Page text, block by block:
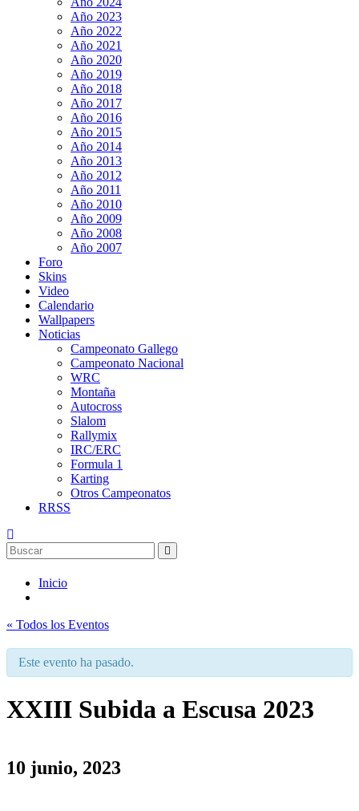
Año 2023
Año 2022
Año 2021
Año 2020
Año 2019
Año 2018
Año 2017
Año 2016
Año 2015
Año 2014
Año 2013
Año 2012
Año 2011
Año 2010
Año 2009
Año 2008
Año 2007
Foro
Skins
Video
Calendario
Wallpapers
Noticias
Campeonato Gallego
Campeonato Nacional
WRC
Montaña
Autocross
Slalom
Rallymix
IRC/ERC
Formula 1
Karting
Otros Campeonatos
RRSS
Inicio
« Todos los Eventos
Este evento ha pasado.
XXIII Subida a Escusa 2023
10 junio, 2023